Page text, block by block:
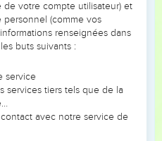
Esprit, fixa les regards vers
Jésus debout à la droite de
cris en se bouchant les
sur lui,
votre compte utilisateur) et
personnel (comme vos
renseignées dans
buts suivants :
service
services tiers tels que de la
avec notre service de